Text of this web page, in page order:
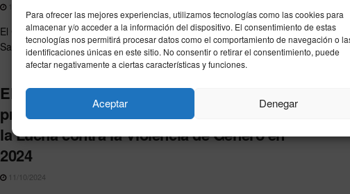
Para ofrecer las mejores experiencias, utilizamos tecnologías como las cookies para
almacenar y/o acceder a la información del dispositivo. El consentimiento de estas
tecnologías nos permitirá procesar datos como el comportamiento de navegación o
identificaciones únicas en este sitio. No consentir o retirar el consentimiento, puede
afectar negativamente a ciertas características y funciones.
Aceptar Denegar
11/10/2024
El Centro Asesor de la Mujer, en colaboración con la Consejería de
Sanidad y Servicios Sociales, llevará a cabo las...
El Colegio de Farmacéuticos de Ceuta,
propuesto para recibir el Reconocimiento en
la Lucha contra la Violencia de Género en
2024
11/10/2024